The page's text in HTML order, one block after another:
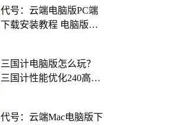
代号：云端电脑版PC端
下载安装教程 电脑版怎
三国计电脑版怎么玩？
三国计性能优化240高帧
代号：云端Mac电脑版下